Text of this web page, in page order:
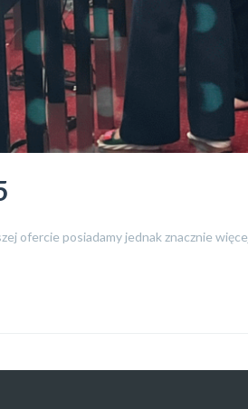
ofercie posiadamy jednak znacznie